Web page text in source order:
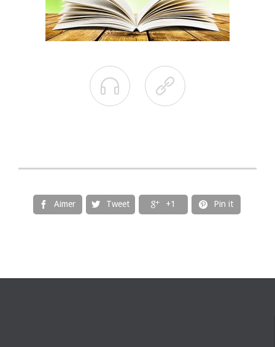
 
 Aimer  Tweet  +1  Pin it